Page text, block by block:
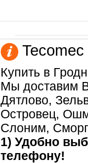
Tecomec
Купить в
Мы доставим
Дятлово,
Островец,
Слоним,
1) Удобно
телефону!